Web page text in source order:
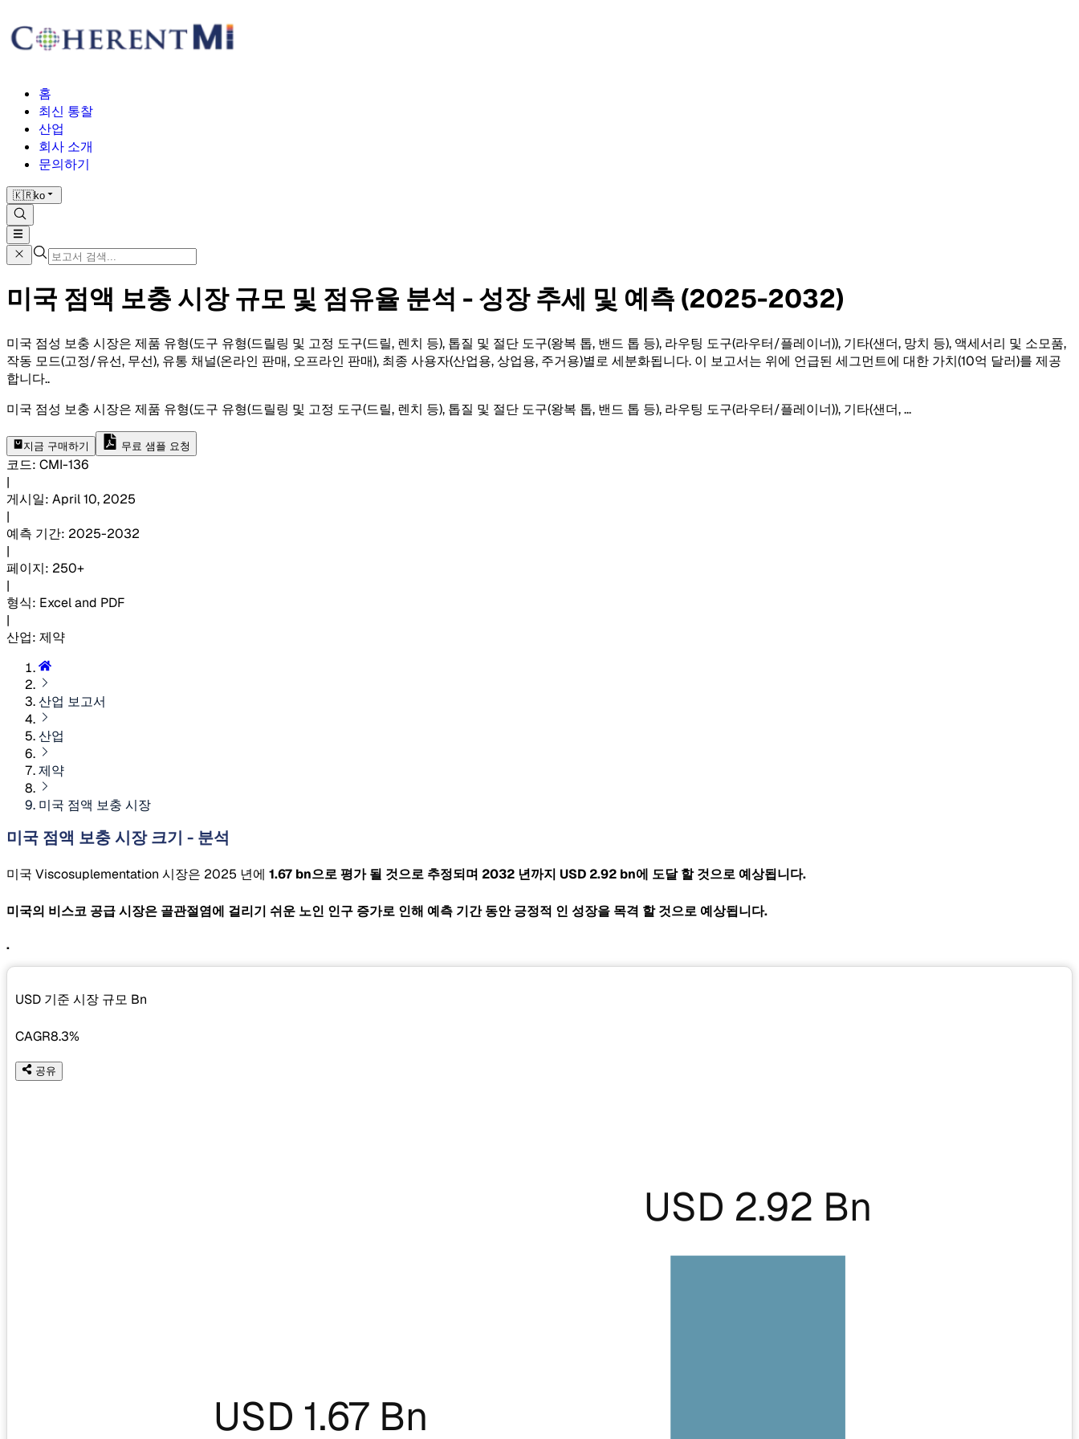
홈
최신 통찰
산업
회사 소개
문의하기
🇰🇷ko
미국 점액 보충 시장 규모 및 점유율 분석 - 성장 추세 및 예측 (2025-2032)
미국 점성 보충 시장은 제품 유형(도구 유형(드릴링 및 고정 도구(드릴, 렌치 등), 톱질 및 절단 도구(왕복 톱, 밴드 톱 등), 라우팅 도구(라우터/플레이너)), 기타(샌더, 망치 등), 액세서리 및 소모품,
작동 모드(고정/유선, 무선), 유통 채널(온라인 판매, 오프라인 판매), 최종 사용자(산업용, 상업용, 주거용)별로 세분화됩니다. 이 보고서는 위에 언급된 세그먼트에 대한 가치(10억 달러)를 제공
합니다..
미국 점성 보충 시장은 제품 유형(도구 유형(드릴링 및 고정 도구(드릴, 렌치 등), 톱질 및 절단 도구(왕복 톱, 밴드 톱 등), 라우팅 도구(라우터/플레이너)), 기타(샌더,...
지금 구매하기 무료 샘플 요청
코드: CMI-136
|
게시일: April 10, 2025
|
예측 기간: 2025-2032
|
페이지: 250+
|
형식: Excel and PDF
|
산업: 제약
산업 보고서
산업
제약
미국 점액 보충 시장
미국 점액 보충 시장 크기 - 분석
미국 Viscosuplementation 시장은 2025 년에 1.67 bn으로 평가 될 것으로 추정되며 2032 년까지 USD 2.92 bn에 도달 할 것으로 예상됩니다.
미국의 비스코 공급 시장은 골관절염에 걸리기 쉬운 노인 인구 증가로 인해 예측 기간 동안 긍정적 인 성장을 목격 할 것으로 예상됩니다.
.
USD 기준 시장 규모 Bn
CAGR8.3%
공유
USD 1.67 Bn
USD 2.92 Bn